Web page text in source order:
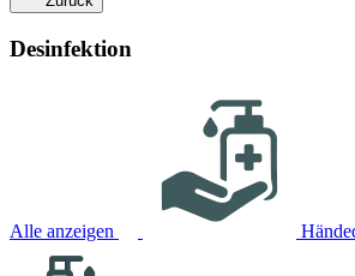
Desinfektion
Alle anzeigen